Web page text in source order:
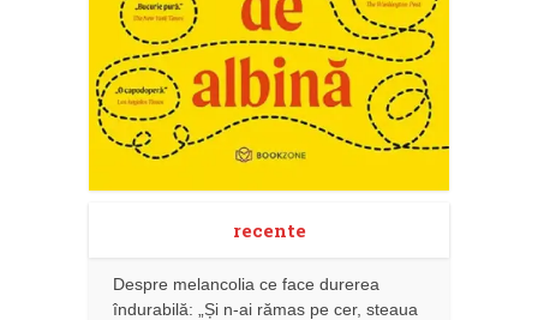
recente
Despre melancolia ce face durerea
îndurabilă: „Și n-ai rămas pe cer, steaua